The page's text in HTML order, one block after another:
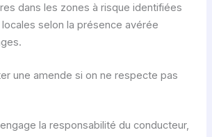
dans les zones à risque identifiées
selon la présence avérée
une amende si on ne respecte pas
la responsabilité du conducteur,